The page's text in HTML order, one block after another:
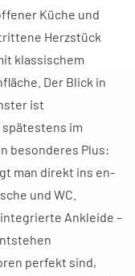
Küche und
Herzstück
klassischem
Der Blick in
ist
im
besonderes Plus:
man direkt ins en-
und WC.
Ankleide –
perfekt sind,